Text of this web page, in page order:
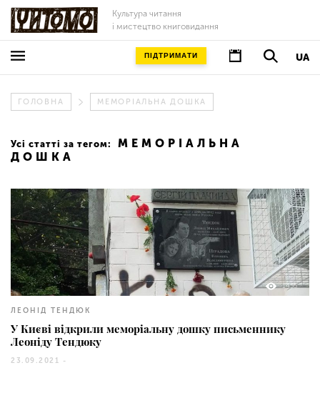
Культура читання
і мистецтво книговидання
UA
ПІДТРИМАТИ
ГОЛОВНА МЕМОРІАЛЬНА ДОШКА
Усі статті за тегом:
МЕМОРІАЛЬНА
ДОШКА
1455
ЛЕОНІД ТЕНДЮК
У Києві відкрили меморіальну дошку письменнику
Леоніду Тендюку
23.09.2021 -